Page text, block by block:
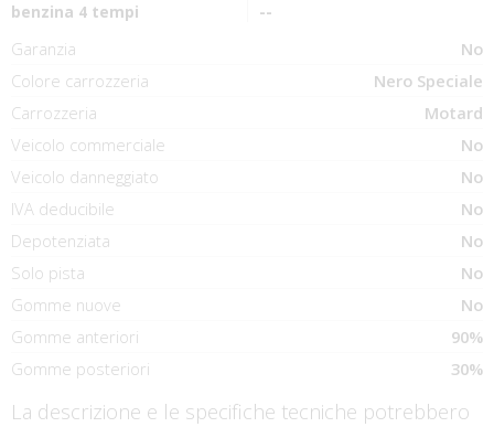
benzina 4 tempi --
Garanzia
No
Colore carrozzeria
Nero Speciale
Carrozzeria
Motard
Veicolo commerciale
No
Veicolo danneggiato
No
IVA deducibile
No
Depotenziata
No
Solo pista
No
Gomme nuove
No
Gomme anteriori
90%
Gomme posteriori
30%
La descrizione e le specifiche tecniche potrebbero